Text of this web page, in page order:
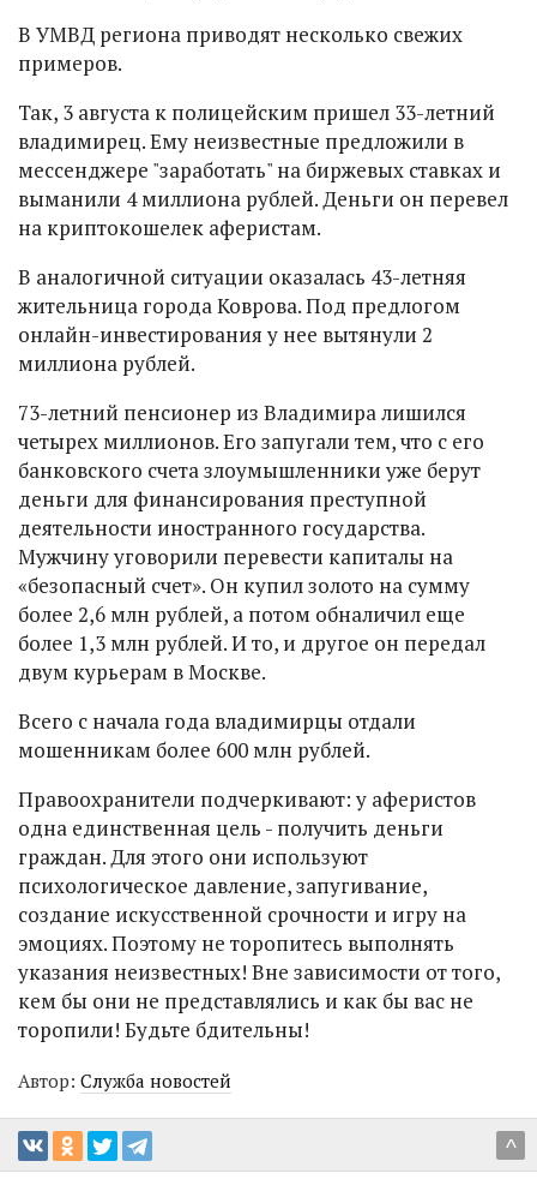
В УМВД региона приводят несколько свежих
примеров.
Так, 3 августа к полицейским пришел 33-летний
владимирец. Ему неизвестные предложили в
мессенджере "заработать" на биржевых ставках и
выманили 4 миллиона рублей. Деньги он перевел
на криптокошелек аферистам.
В аналогичной ситуации оказалась 43-летняя
жительница города Коврова. Под предлогом
онлайн-инвестирования у нее вытянули 2
миллиона рублей.
73-летний пенсионер из Владимира лишился
четырех миллионов. Его запугали тем, что с его
банковского счета злоумышленники уже берут
деньги для финансирования преступной
деятельности иностранного государства.
Мужчину уговорили перевести капиталы на
«безопасный счет». Он купил золото на сумму
более 2,6 млн рублей, а потом обналичил еще
более 1,3 млн рублей. И то, и другое он передал
двум курьерам в Москве.
Всего с начала года владимирцы отдали
мошенникам более 600 млн рублей.
Правоохранители подчеркивают: у аферистов
одна единственная цель - получить деньги
граждан. Для этого они используют
психологическое давление, запугивание,
создание искусственной срочности и игру на
эмоциях. Поэтому не торопитесь выполнять
указания неизвестных! Вне зависимости от того,
кем бы они не представлялись и как бы вас не
торопили! Будьте бдительны!
Автор: Служба новостей
^